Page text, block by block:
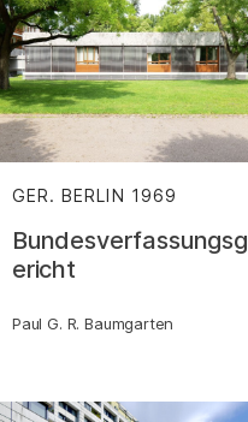
GER. BERLIN 1969
Bundesverfassungsg
ericht
Paul G. R. Baumgarten